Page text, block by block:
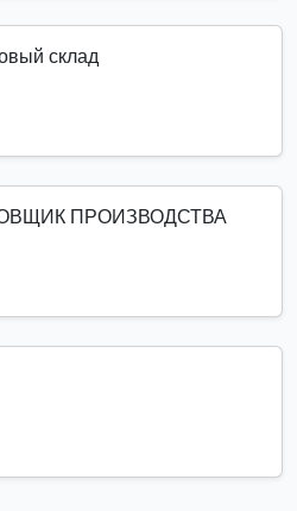
склад
ПРОИЗВОДСТВА